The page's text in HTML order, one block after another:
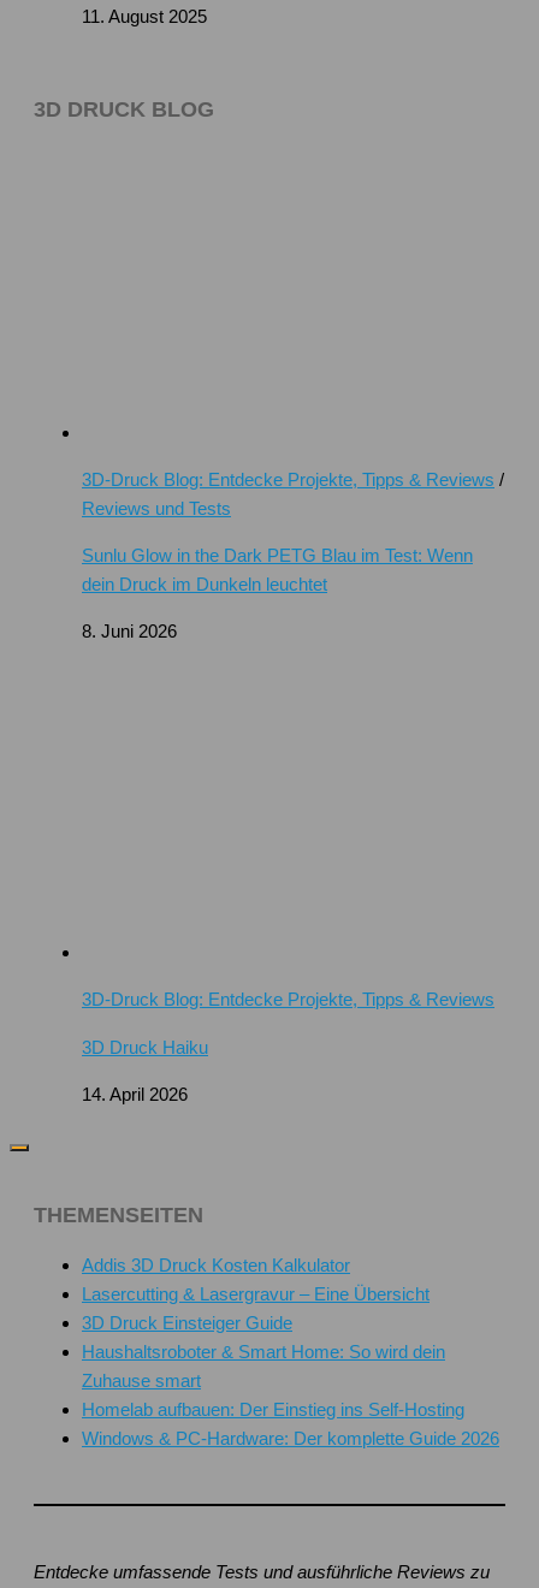
11. August 2025
3D DRUCK BLOG
3D-Druck Blog: Entdecke Projekte, Tipps & Reviews /
Reviews und Tests
Sunlu Glow in the Dark PETG Blau im Test: Wenn
dein Druck im Dunkeln leuchtet
8. Juni 2026
3D-Druck Blog: Entdecke Projekte, Tipps & Reviews
3D Druck Haiku
14. April 2026
THEMENSEITEN
Addis 3D Druck Kosten Kalkulator
Lasercutting & Lasergravur – Eine Übersicht
3D Druck Einsteiger Guide
Haushaltsroboter & Smart Home: So wird dein
Zuhause smart
Homelab aufbauen: Der Einstieg ins Self-Hosting
Windows & PC-Hardware: Der komplette Guide 2026
Entdecke umfassende Tests und ausführliche Reviews zu